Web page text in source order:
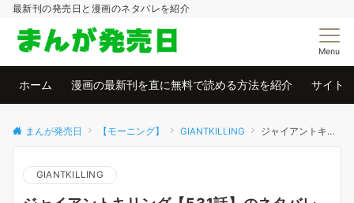
最新刊の発売日と漫画のネタバレを紹介
Menu
ホーム 漫画の最新刊を直に無料で読める方法を紹介 サイト
まんが発売日 【モーニング】 GIANTKILLING ジャイアントキリング【531話】のネタバレ「アジアカップ準決勝」最新話の内容と感想 表示
GIANTKILLING